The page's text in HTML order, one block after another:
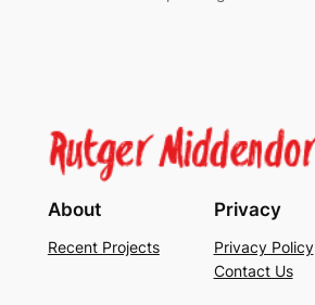
About
Recent Projects
Privacy
Privacy Policy
Contact Us